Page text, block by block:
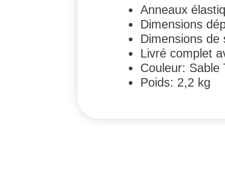
Anneaux
Dimensions
Dimensions de
Livré complet
Couleur: Sable
Poids: 2,2 kg